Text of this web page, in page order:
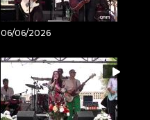
06/06/2026